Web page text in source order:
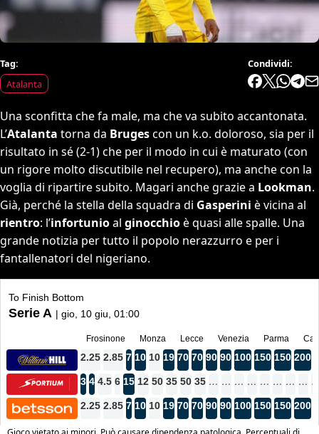
Tag:
Atalanta
Condividi:
Una sconfitta che fa male, ma che va subito accantonata.
L’Atalanta torna da Brugescon un k.o. doloroso, sia per il
risultato in sé (2-1) che per il modo in cui è maturato (con
un rigore molto discutibile nel recupero), ma anche con la
voglia di ripartire subito. Magari anche grazie a Lookman.
Già, perché la stella della squadra di Gasperini è vicina al
rientro: l’infortunioal ginocchioè quasi alle spalle. Una
grande notizia per tutto il popolo nerazzurro e per i
fantallenatori del nigeriano.